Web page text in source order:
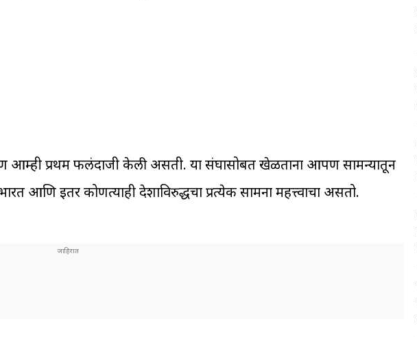
पण आम्ही प्रथम फलंदाजी केली असती. या संघासोबत खेळताना आपण सामन्यातून
आणि इतर कोणत्याही देशाविरुद्धचा प्रत्येक सामना महत्त्वाचा असतो.